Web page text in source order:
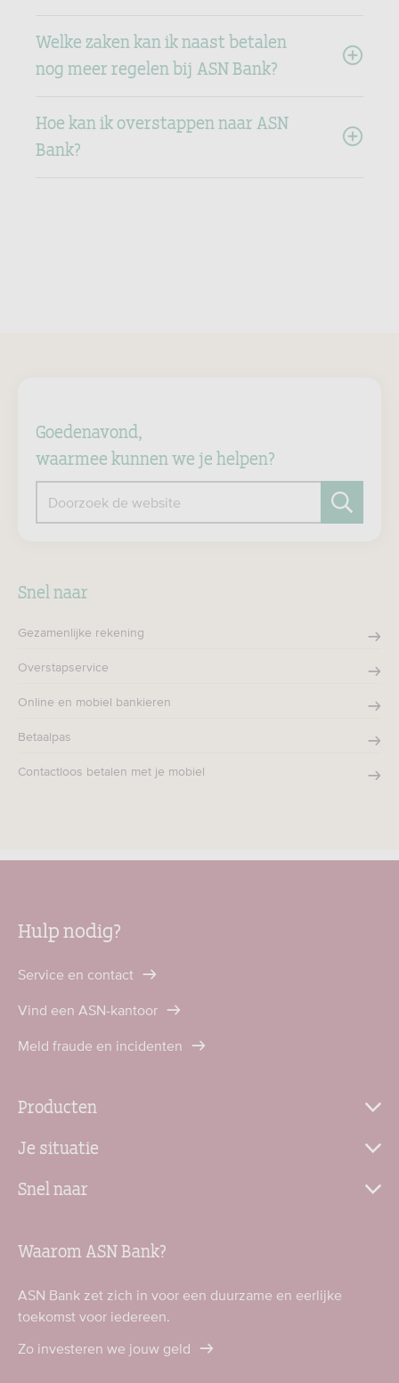
Welke zaken kan ik naast betalen
nog meer regelen bij ASN Bank?
Hoe kan ik overstappen naar ASN
Bank?
Goedenavond,
waarmee kunnen we je helpen?
Doorzoek de website
Snel naar
Gezamenlijke rekening
Overstapservice
Online en mobiel bankieren
Betaalpas
Contactloos betalen met je mobiel
Hulp nodig?
Service en contact
Vind een ASN-kantoor
Meld fraude en incidenten
Producten
Je situatie
Snel naar
Waarom ASN Bank?
ASN Bank zet zich in voor een duurzame en eerlijke
toekomst voor iedereen.
Zo investeren we jouw geld